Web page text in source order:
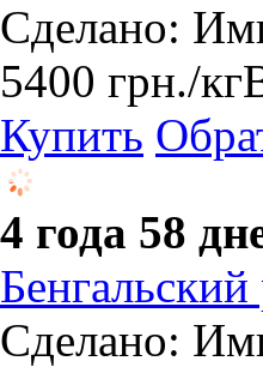
Сделано:
5400 грн./кг
Купить
4 года 58
Сделано: